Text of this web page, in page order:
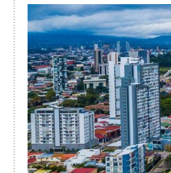
Caribische zee. Een mooi einde